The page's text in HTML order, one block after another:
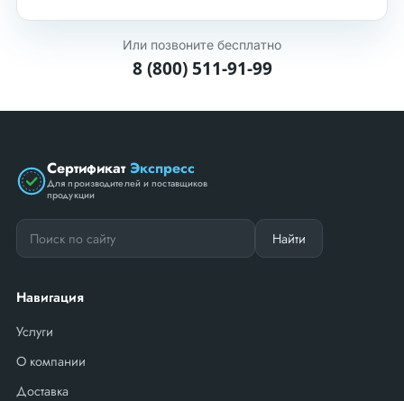
Или позвоните бесплатно
8 (800) 511-91-99
Сертификат Экспресс
Для производителей и поставщиков
продукции
Найти
Навигация
Услуги
О компании
Доставка